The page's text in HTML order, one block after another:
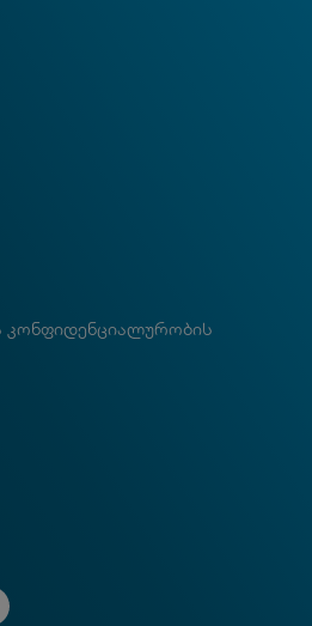
კონფიდენციალურობის